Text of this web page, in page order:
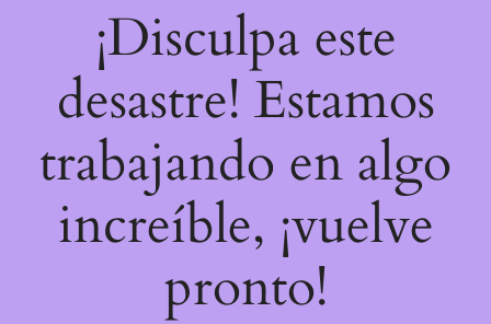
¡Disculpa este
desastre! Estamos
trabajando en algo
increíble, ¡vuelve
pronto!